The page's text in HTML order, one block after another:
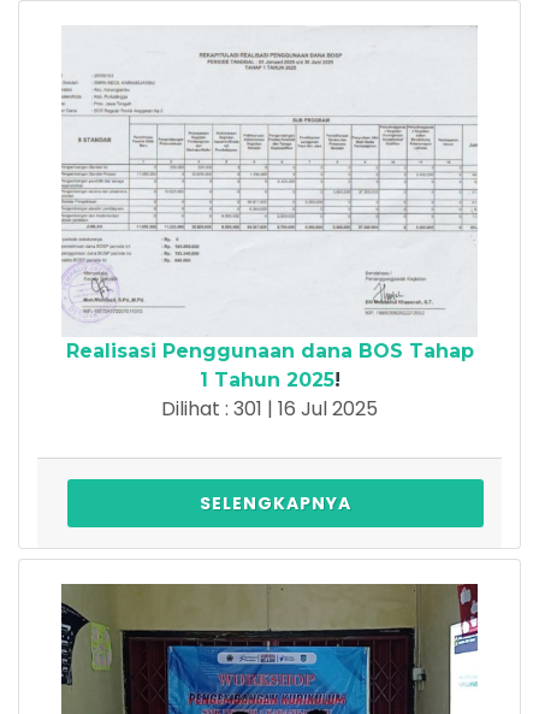
Realisasi Penggunaan dana BOS Tahap
1 Tahun 2025!
Dilihat : 301 | 16 Jul 2025
SELENGKAPNYA